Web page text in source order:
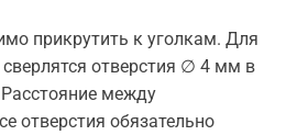
прикрутить к уголкам. Для
отверстия ∅ 4 мм в
между
отверстия обязательно